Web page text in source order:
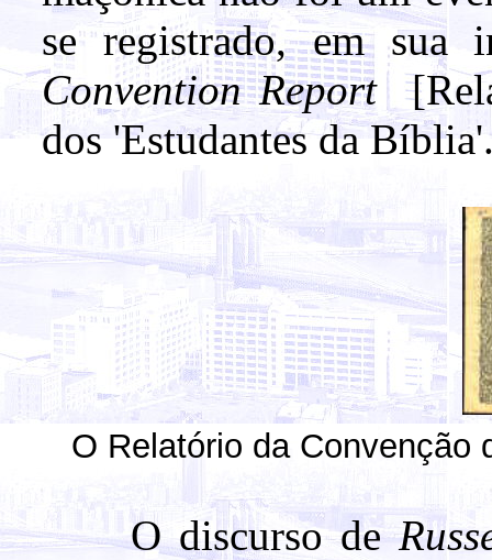
se registrado, em sua
Convention Report
dos 'Estudantes da
O Relatório da Convenção
O discurso de